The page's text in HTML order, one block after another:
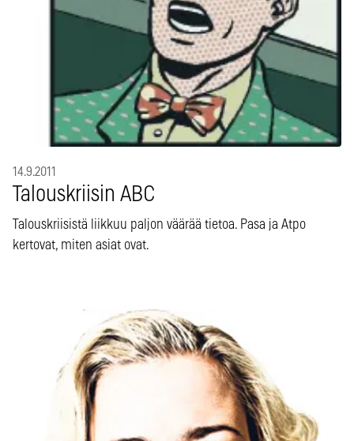
14.9.2011
Talouskriisin ABC
Talouskriisistä liikkuu paljon väärää tietoa. Pasa ja Atpo
kertovat, miten asiat ovat.